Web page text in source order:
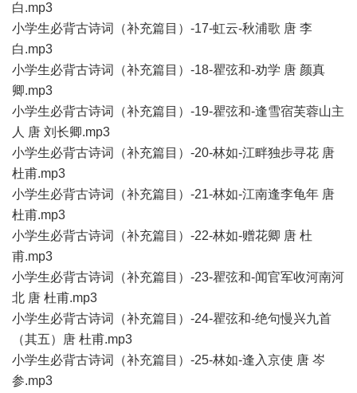
白.mp3
小学生必背古诗词（补充篇目）-17-虹云-秋浦歌 唐 李
白.mp3
小学生必背古诗词（补充篇目）-18-瞿弦和-劝学 唐 颜真
卿.mp3
小学生必背古诗词（补充篇目）-19-瞿弦和-逢雪宿芙蓉山主
人 唐 刘长卿.mp3
小学生必背古诗词（补充篇目）-20-林如-江畔独步寻花 唐
杜甫.mp3
小学生必背古诗词（补充篇目）-21-林如-江南逢李龟年 唐
杜甫.mp3
小学生必背古诗词（补充篇目）-22-林如-赠花卿 唐 杜
甫.mp3
小学生必背古诗词（补充篇目）-23-瞿弦和-闻官军收河南河
北 唐 杜甫.mp3
小学生必背古诗词（补充篇目）-24-瞿弦和-绝句慢兴九首
（其五）唐 杜甫.mp3
小学生必背古诗词（补充篇目）-25-林如-逢入京使 唐 岑
参.mp3